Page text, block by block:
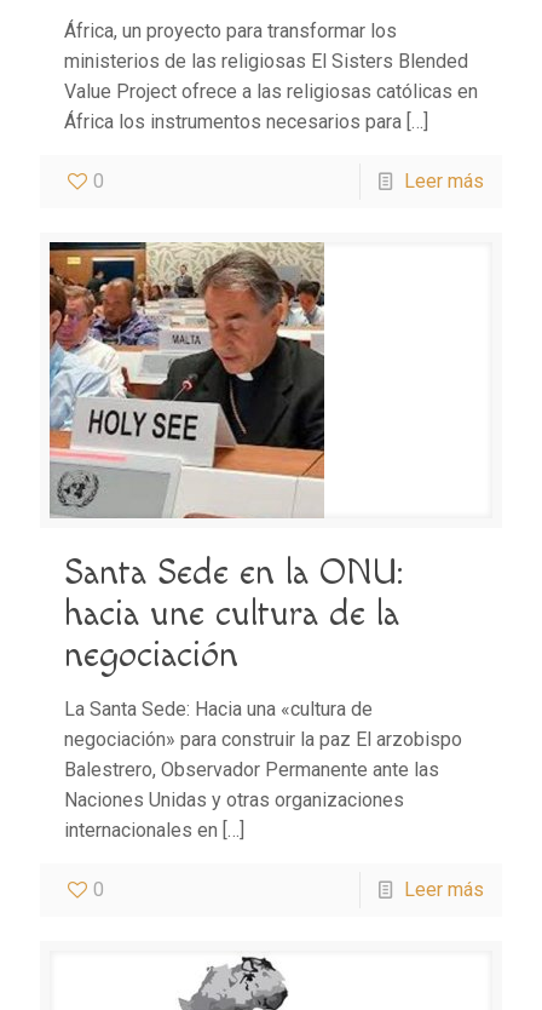
África, un proyecto para transformar los
ministerios de las religiosas El Sisters Blended
Value Project ofrece a las religiosas católicas en
África los instrumentos necesarios para […]
0 Leer más
Santa Sede en la ONU:
hacia une cultura de la
negociación
La Santa Sede: Hacia una «cultura de
negociación» para construir la paz El arzobispo
Balestrero, Observador Permanente ante las
Naciones Unidas y otras organizaciones
internacionales en […]
0 Leer más